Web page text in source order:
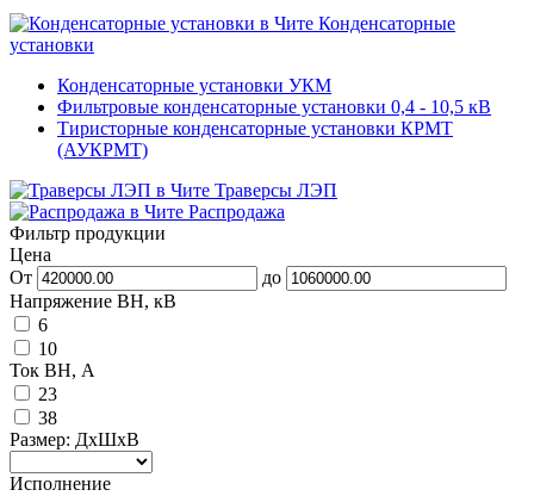
Конденсаторные
установки
Конденсаторные установки УКМ
Фильтровые конденсаторные установки 0,4 - 10,5 кВ
Тиристорные конденсаторные установки КРМТ
(АУКРМТ)
Траверсы ЛЭП
Распродажа
Фильтр продукции
Цена
От
до
Напряжение ВН, кВ
6
10
Ток ВН, А
23
38
Размер: ДхШхВ
Исполнение